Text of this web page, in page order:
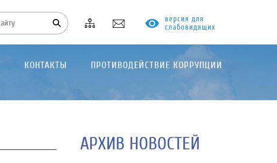
версия для
слабовидящих
КОНТАКТЫ ПРОТИВОДЕЙСТВИЕ КОРРУПЦИИ
АРХИВ НОВОСТЕЙ